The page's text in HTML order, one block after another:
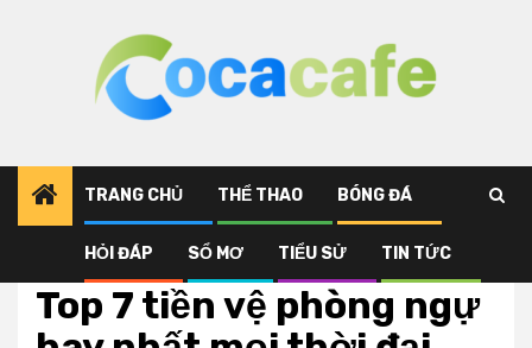
TRANG CHỦ THỂ THAO BÓNG ĐÁ
HỎI ĐÁP SỔ MƠ TIỂU SỬ TIN TỨC
Bóng đá
Top 7 tiền vệ phòng ngự